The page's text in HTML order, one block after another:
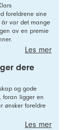
foreldrene sine
år var det mange
av en premie
Les mer
dere
og gode
foran ligger en
ønsker foreldre
Les mer